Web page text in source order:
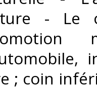
- Le
; coin